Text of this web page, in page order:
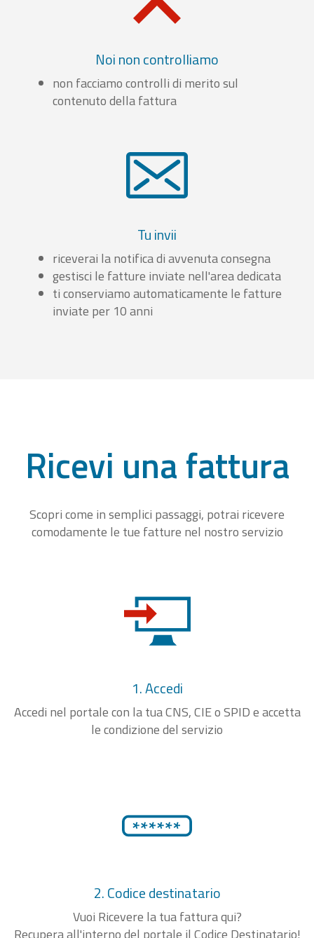
Noi non controlliamo
non facciamo controlli di merito sul
contenuto della fattura
Tu invii
riceverai la notifica di avvenuta consegna
gestisci le fatture inviate nell'area dedicata
ti conserviamo automaticamente le fatture
inviate per 10 anni
Ricevi una fattura
Scopri come in semplici passaggi, potrai ricevere
comodamente le tue fatture nel nostro servizio
1. Accedi
Accedi nel portale con la tua CNS, CIE o SPID e accetta
le condizione del servizio
2. Codice destinatario
Vuoi Ricevere la tua fattura qui?
Recupera all'interno del portale il Codice Destinatario!